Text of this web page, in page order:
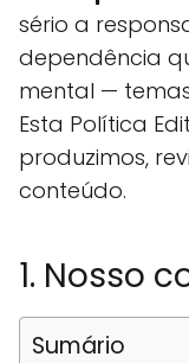
sério a
dependência
mental —
Esta Política
produzimos,
conteúdo.
1. Nosso
Sumário